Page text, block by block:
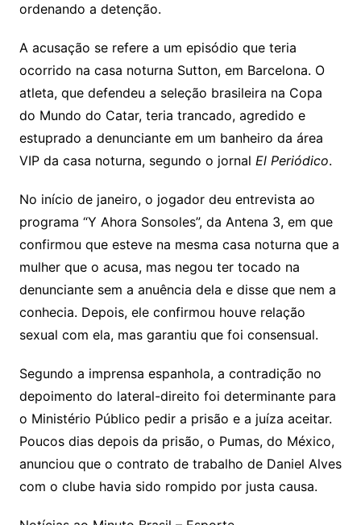
ordenando a detenção.
A acusação se refere a um episódio que teria
ocorrido na casa noturna Sutton, em Barcelona. O
atleta, que defendeu a seleção brasileira na Copa
do Mundo do Catar, teria trancado, agredido e
estuprado a denunciante em um banheiro da área
VIP da casa noturna, segundo o jornal El Periódico.
No início de janeiro, o jogador deu entrevista ao
programa “Y Ahora Sonsoles”, da Antena 3, em que
confirmou que esteve na mesma casa noturna que a
mulher que o acusa, mas negou ter tocado na
denunciante sem a anuência dela e disse que nem a
conhecia. Depois, ele confirmou houve relação
sexual com ela, mas garantiu que foi consensual.
Segundo a imprensa espanhola, a contradição no
depoimento do lateral-direito foi determinante para
o Ministério Público pedir a prisão e a juíza aceitar.
Poucos dias depois da prisão, o Pumas, do México,
anunciou que o contrato de trabalho de Daniel Alves
com o clube havia sido rompido por justa causa.